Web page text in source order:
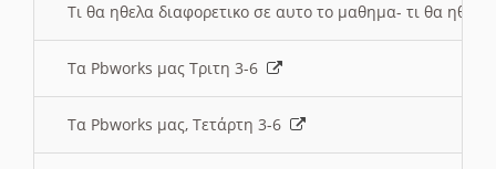
Τι θα ηθελα διαφορετικο σε αυτο το μαθημα- τι θα
Τα Pbworks μας Τριτη 3-6
Τα Pbworks μας, Τετάρτη 3-6